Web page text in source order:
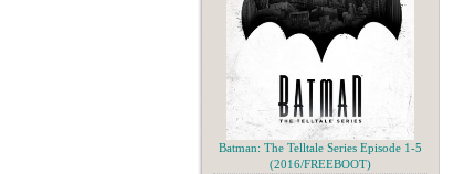
Batman: The Telltale Series Episode 1-5
(2016/FREEBOOT)